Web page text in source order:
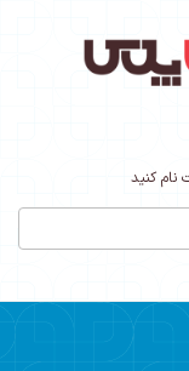
نام کنید